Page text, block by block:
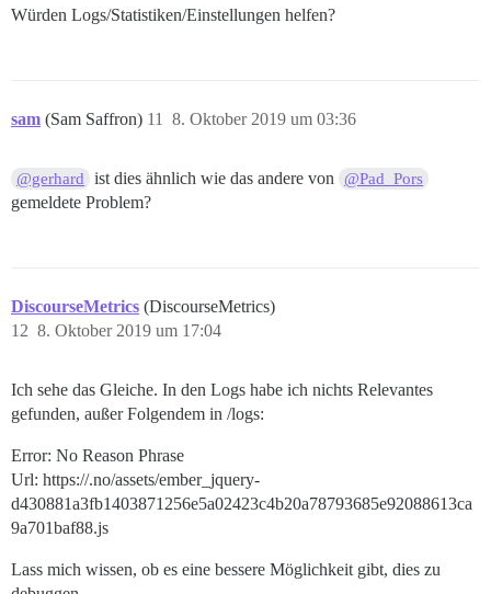
Würden Logs/Statistiken/Einstellungen helfen?
sam (Sam Saffron) 8. Oktober 2019 um 03:36
11
@gerhard ist dies ähnlich wie das andere von @Pad_Pors
gemeldete Problem?
DiscourseMetrics (DiscourseMetrics)
8. Oktober 2019 um 17:04
12
Ich sehe das Gleiche. In den Logs habe ich nichts Relevantes
gefunden, außer Folgendem in /logs:
Error: No Reason Phrase
Url: https://.no/assets/ember_jquery-
d430881a3fb1403871256e5a02423c4b20a78793685e92088613ca
9a701baf88.js
Lass mich wissen, ob es eine bessere Möglichkeit gibt, dies zu